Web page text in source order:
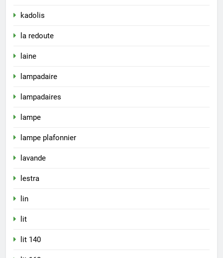
kadolis
la redoute
laine
lampadaire
lampadaires
lampe
lampe plafonnier
lavande
lestra
lin
lit
lit 140